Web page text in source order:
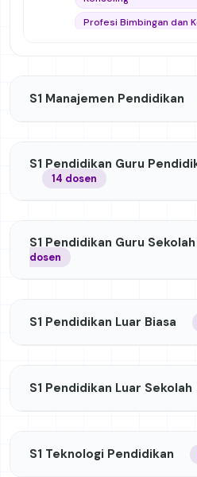
Profesi Bimbingan dan
Resolusi Konflik
Keterampilan Dasar
Bimbingan dan
S1 Manajemen Pendidikan
S1 Pendidikan Guru
14 dosen
S1 Pendidikan Guru
dosen
S1 Pendidikan Luar Biasa
S1 Pendidikan Luar Sekolah
S1 Teknologi Pendidikan